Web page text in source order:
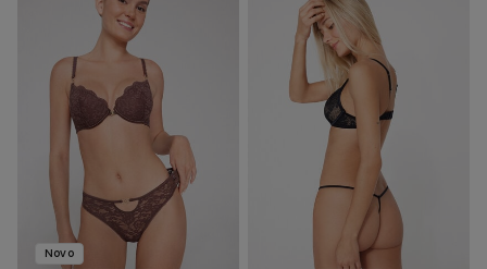
Novo